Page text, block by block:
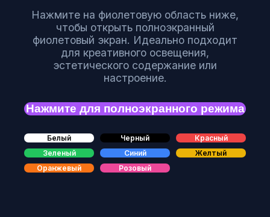
Нажмите на фиолетовую область ниже,
чтобы открыть полноэкранный
фиолетовый экран. Идеально подходит
для креативного освещения,
эстетического содержание или
настроение.
Нажмите для полноэкранного режима
Белый Черный
Красный
Зеленый
Синий
Желтый
Оранжевый
Розовый